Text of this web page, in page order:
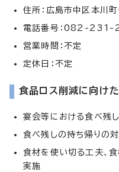
住所：広島市中区本川
電話番号：082-
営業時間：不定
定休日：不定
食品ロス削減に向け
宴会等における食べ残
食べ残しの持ち帰りの
食材を使い切る工夫、
実施